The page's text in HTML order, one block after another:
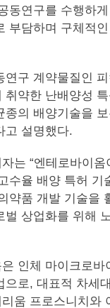
동연구를 수행하
부담하며 구체적
연구 계약물질인
취약한 난배양성
종의 배양기술을
고 설명했다.
는 “엔테로바이
수율 배양 특허 기
약품 개발 기술을
벌 상업화를 위해
인체 마이크로바
으로, 대표적 차세
움 프로스니치와